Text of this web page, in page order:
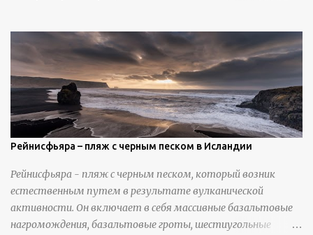
инструменты для текстурирования, чтобы точно
вылепить каждую деталь. источник
https://calvinnicholls.com/
Рейнисфьяра – пляж с черным песком в Исландии
Рейнисфьяра - пляж с черным песком, который возник
естественным путем в результате вулканической
активности. Он включает в себя массивные базальтовые
нагромождения, базальтовые гроты, шестиугольные